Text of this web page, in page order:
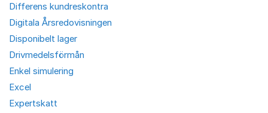
Differens kundreskontra
Digitala Årsredovisningen
Disponibelt lager
Drivmedelsförmån
Enkel simulering
Excel
Expertskatt